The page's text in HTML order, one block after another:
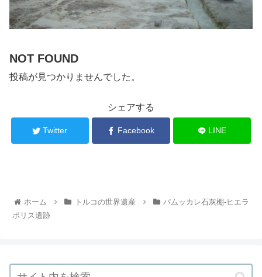
NOT FOUND
投稿が見つかりませんでした。
シェアする
Twitter Facebook LINE
ホーム トルコの世界遺産
パムッカレ石灰棚-ヒエラ
ポリス遺跡